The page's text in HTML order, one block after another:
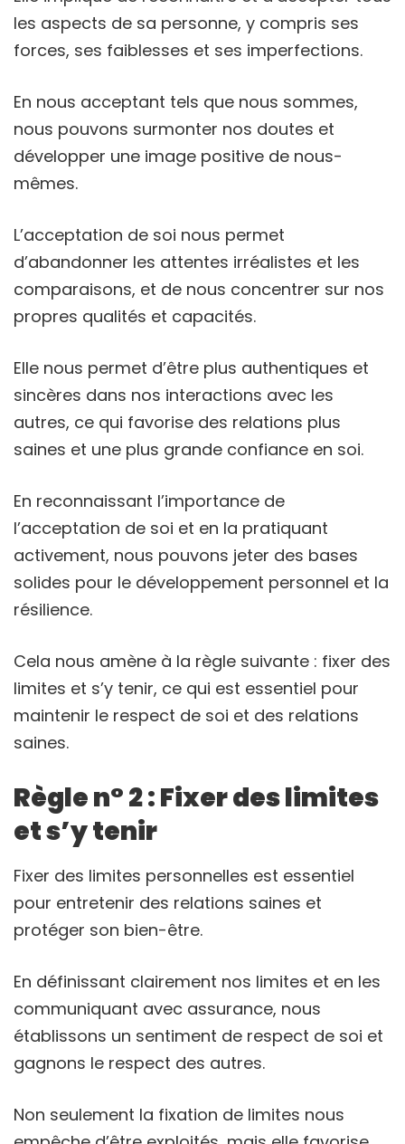
les aspects de sa personne, y compris ses
forces, ses faiblesses et ses imperfections.
En nous acceptant tels que nous sommes,
nous pouvons surmonter nos doutes et
développer une image positive de nous-
mêmes.
L’acceptation de soi nous permet
d’abandonner les attentes irréalistes et les
comparaisons, et de nous concentrer sur nos
propres qualités et capacités.
Elle nous permet d’être plus authentiques et
sincères dans nos interactions avec les
autres, ce qui favorise des relations plus
saines et une plus grande confiance en soi.
En reconnaissant l’importance de
l’acceptation de soi et en la pratiquant
activement, nous pouvons jeter des bases
solides pour le développement personnel et la
résilience.
Cela nous amène à la règle suivante : fixer des
limites et s’y tenir, ce qui est essentiel pour
maintenir le respect de soi et des relations
saines.
Règle n° 2 : Fixer des limites
et s’y tenir
Fixer des limites personnelles est essentiel
pour entretenir des relations saines et
protéger son bien-être.
En définissant clairement nos limites et en les
communiquant avec assurance, nous
établissons un sentiment de respect de soi et
gagnons le respect des autres.
Non seulement la fixation de limites nous